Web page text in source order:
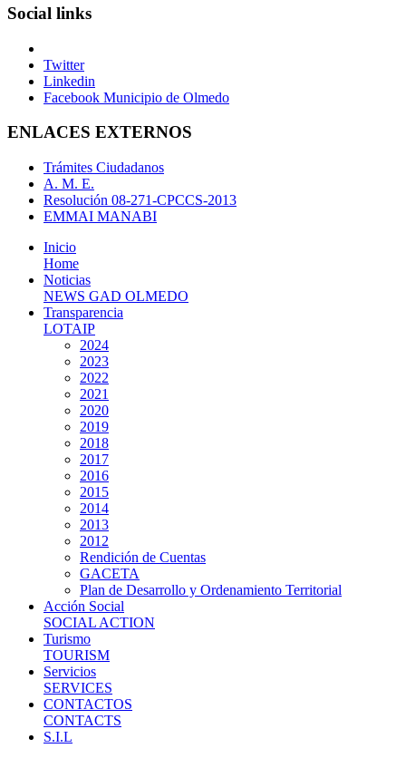
Social links
Twitter
Linkedin
Facebook Municipio de Olmedo
ENLACES EXTERNOS
Trámites Ciudadanos
A. M. E.
Resolución 08-271-CPCCS-2013
EMMAI MANABI
Inicio
Home
Noticias
NEWS GAD OLMEDO
Transparencia
LOTAIP
2024
2023
2022
2021
2020
2019
2018
2017
2016
2015
2014
2013
2012
Rendición de Cuentas
GACETA
Plan de Desarrollo y Ordenamiento Territorial
Acción Social
SOCIAL ACTION
Turismo
TOURISM
Servicios
SERVICES
CONTACTOS
CONTACTS
S.I.L